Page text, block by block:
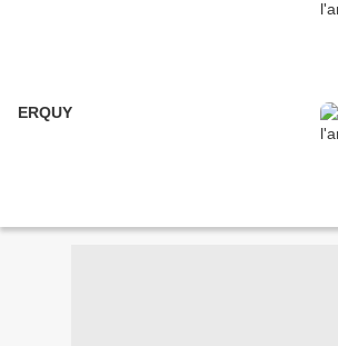
ERQUY